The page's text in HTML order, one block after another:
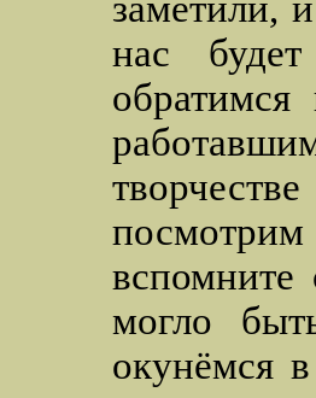
нас
вспомните
могло
окунёмся